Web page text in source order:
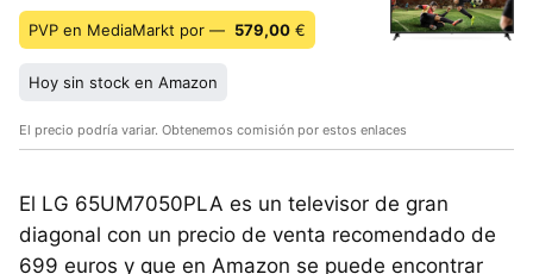
PVP en MediaMarkt por — 579,00 €
Hoy sin stock en Amazon
El precio podría variar. Obtenemos comisión por estos enlaces
El LG 65UM7050PLA es un televisor de gran
diagonal con un precio de venta recomendado de
699 euros y que en Amazon se puede encontrar